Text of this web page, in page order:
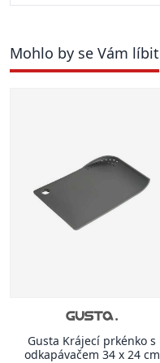
Mohlo by se Vám líbit
Gusta Krájecí prkénko s
odkapávačem 34 x 24 cm